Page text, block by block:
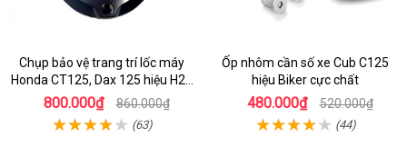
Chụp bảo vệ trang trí lốc máy
Honda CT125, Dax 125 hiệu H2C
nhập Thái
800.000₫ 860.000₫
(63)
Ốp nhôm cần số xe Cub C125
hiệu Biker cực chất
480.000₫ 520.000₫
(44)